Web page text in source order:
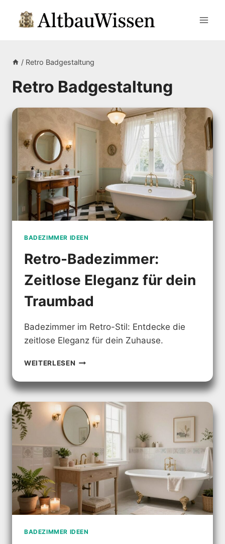
Inhalt
/ Retro Badgestaltung
Retro Badgestaltung
BADEZIMMER IDEEN
Retro-Badezimmer:
Zeitlose Eleganz für dein
Traumbad
Badezimmer im Retro-Stil: Entdecke die
zeitlose Eleganz für dein Zuhause.
WEITERLESEN RETRO-
ZEITLOSE
ELEGANZ
FÜR
DEIN
TRAUMBAD
BADEZIMMER IDEEN